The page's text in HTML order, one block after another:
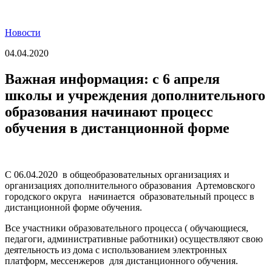
Новости
04.04.2020
Важная информация: с 6 апреля
школы и учреждения дополнительного
образования начинают процесс
обучения в дистанционной форме
С 06.04.2020 в общеобразовательных организациях и
организациях дополнительного образования Артемовского
городского округа начинается образовательный процесс в
дистанционной форме обучения.
Все участники образовательного процесса ( обучающиеся,
педагоги, административные работники) осуществляют свою
деятельность из дома с использованием электронных
платформ, мессенжеров для дистанционного обучения.